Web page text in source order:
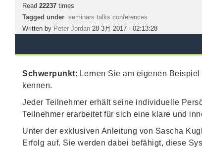
Read 22237 times
Tagged under seminars talks conferences
Written by Peter Jordan 28 3月 2017 - 02:13:28
Schwerpunkt: Lernen Sie am eigenen
kennen.
Jeder Teilnehmer erhält seine individuelle
Teilnehmer erarbeitet für sich eine klare und
Unter der exklusiven Anleitung von Sascha
Erfolg auf. Sie werden dabei befähigt, diese